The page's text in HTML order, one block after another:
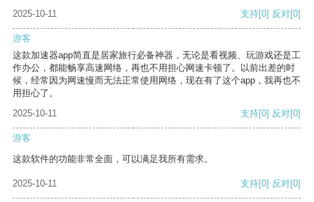
2025-10-11
支持[0] 反对[0]
游客
这款加速器app简直是居家旅行必备神器，无论是看视频、玩游戏还是工
作办公，都能畅享高速网络，再也不用担心网速卡顿了。以前出差的时
候，经常因为网速慢而无法正常使用网络，现在有了这个app，我再也不
用担心了。
2025-10-11
支持[0] 反对[0]
游客
这款软件的功能非常全面，可以满足我所有需求。
2025-10-11 支持[0] 反对[0]